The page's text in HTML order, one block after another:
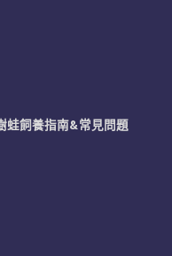
蛙飼養指南&常見問題